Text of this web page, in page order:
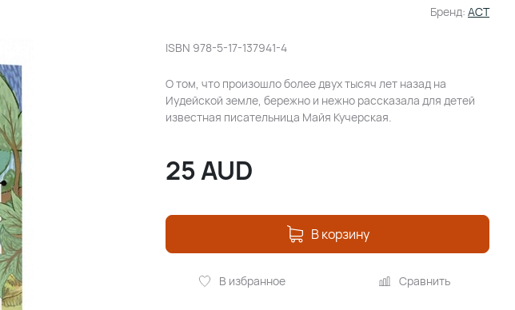
Бренд: АСТ
ISBN 978-5-17-137941-4
О том, что произошло более двух тысяч лет назад на
Иудейской земле, бережно и нежно рассказала для детей
известная писательница Майя Кучерская.
25AUD
В корзину
В избранное Сравнить